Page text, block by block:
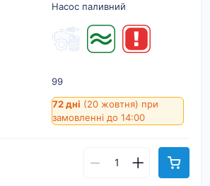
Насос паливний
99
72 дні (20 жовтня) при
замовленні до 14:00